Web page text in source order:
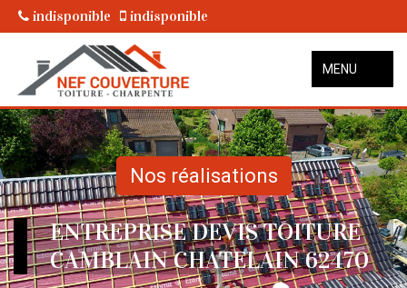
indisponible indisponible
MENU
Nos réalisations
ENTREPRISE DEVIS TOITURE
CAMBLAIN CHATELAIN 62470